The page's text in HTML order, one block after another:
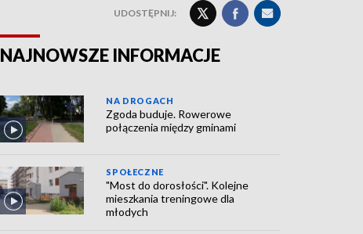
UDOSTĘPNIJ:
NAJNOWSZE INFORMACJE
NA DROGACH
Zgoda buduje. Rowerowe
połączenia między gminami
SPOŁECZNE
"Most do dorosłości". Kolejne
mieszkania treningowe dla
młodych